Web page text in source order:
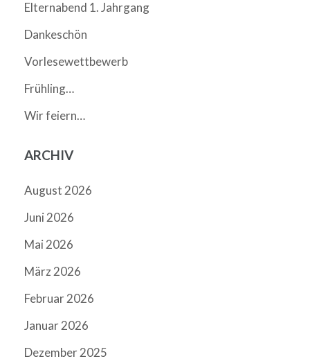
Elternabend 1. Jahrgang
Dankeschön
Vorlesewettbewerb
Frühling…
Wir feiern…
ARCHIV
August 2026
Juni 2026
Mai 2026
März 2026
Februar 2026
Januar 2026
Dezember 2025